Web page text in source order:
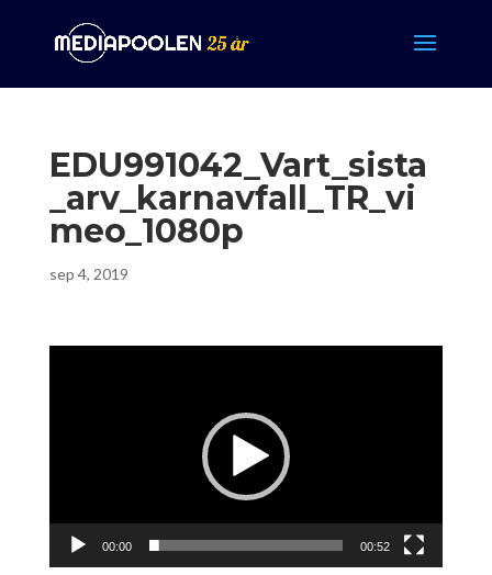
EDU991042_Vart_sista
_arv_karnavfall_TR_vi
meo_1080p
sep 4, 2019
00:00 00:52